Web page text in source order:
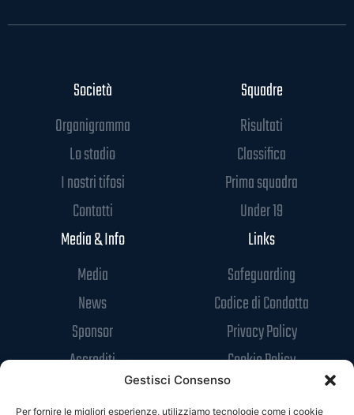
Gestisci Consenso
Per fornire le migliori esperienze, utilizziamo tecnologie come i cookie
Società
Organigramma
Lo stadio
I nostri tifosi
Contatti
Squadre
Risultati
Classifica
Prima squadra
Under 19
Media & Info
Media
News
Sponsor
Accrediti
Links
Safeguarding
Codice di Condotta
Privacy Policy
Cookie Policy